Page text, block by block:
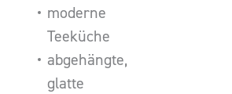
moderne
Teeküche
abgehängte,
glatte